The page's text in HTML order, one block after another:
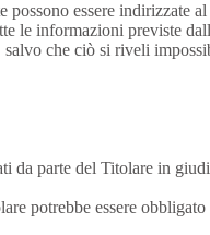
essere indirizzate
le informazioni previste
salvo che ciò si riveli
da parte del Titolare in
potrebbe essere